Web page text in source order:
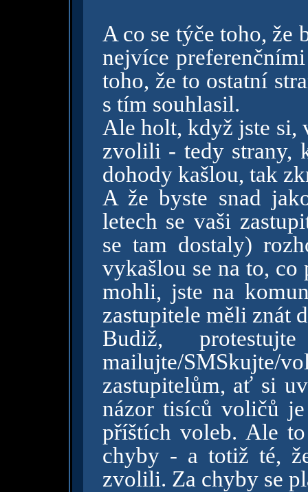
A co se týče toho, že
nejvíce
toho, že to ostatní
s tím souhlasil.
Ale holt, když jste
zvolili - tedy strany,
dohody kašlou, tak
A že byste snad
letech se vaši
se tam dostaly)
vykašlou se na to,
mohli, jste na
zastupitele měli znát
Budiž,
mailujte/
zastupitelům, ať si
názor tisíců voličů
příštích voleb. Ale
chyby - a totiž té,
zvolili. Za chyby se